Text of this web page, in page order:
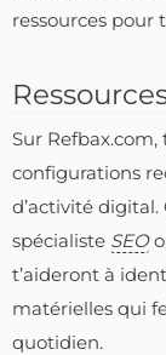
ressources pour
Sur
configurations
d’activité
spécialiste SEO
t’aideront à
matérielles qui
quotidien.